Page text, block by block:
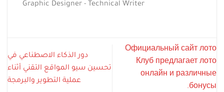
Graphic Designer - Technical Writer
Официальный сайт лото
Клуб предлагает лото
онлайн и различные
бонусы.
دور الذكاء الاصطناعي في
تحسين سيو المواقع التقني أثناء
عملية التطوير والبرمجة